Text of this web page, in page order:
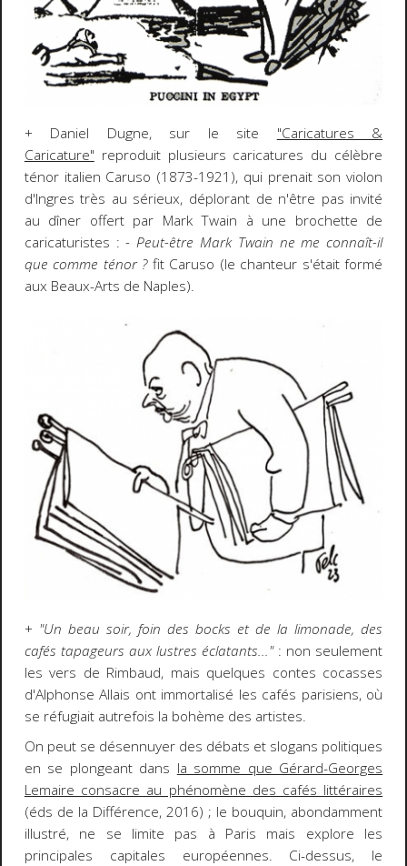
+ Daniel Dugne, sur le site "Caricatures &
Caricature" reproduit plusieurs caricatures du célèbre
ténor italien Caruso (1873-1921), qui prenait son violon
d'Ingres très au sérieux, déplorant de n'être pas invité
au dîner offert par Mark Twain à une brochette de
caricaturistes :- Peut-être Mark Twain ne me connaît-il
que comme ténor ? fit Caruso (le chanteur s'était formé
aux Beaux-Arts de Naples).
+ "Un beau soir, foin des bocks et de la limonade, des
cafés tapageurs aux lustres éclatants...": non seulement
les vers de Rimbaud, mais quelques contes cocasses
d'Alphonse Allais ont immortalisé les cafés parisiens, où
se réfugiait autrefois la bohème des artistes.
On peut se désennuyer des débats et slogans politiques
en se plongeant dans la somme que Gérard-Georges
Lemaire consacre au phénomène des cafés littéraires
(éds de la Différence, 2016) ; le bouquin, abondamment
illustré, ne se limite pas à Paris mais explore les
principales capitales européennes. Ci-dessus, le